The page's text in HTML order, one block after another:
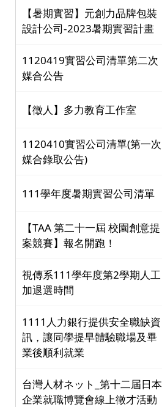
【暑期實習】元創力品牌包裝
設計公司-2023暑期實習計畫
1120419實習公司清單第二次
媒合公告
【徵人】多力教育工作室
1120410實習公司清單(第一次
媒合錄取公告)
111學年度暑期實習公司清單
【TAA 第二十一屆 校園創意提
案競賽】報名開跑！
視傳系111學年度第2學期人工
加退選時間
1111人力銀行提供安全職缺資
訊，讓同學提早體驗職場及畢
業後順利就業
台灣人材ネット_第十二屆日本
企業就職博覽會線上徵才活動